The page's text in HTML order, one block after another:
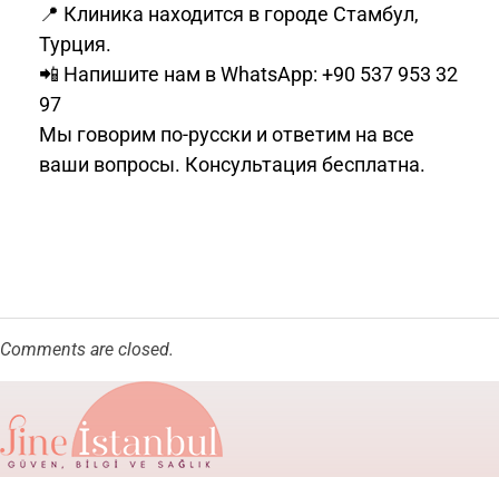
📍 Клиника находится в городе Стамбул,
Турция.
📲 Напишите нам в WhatsApp: +90 537 953 32
97
Мы говорим по-русски и ответим на все
ваши вопросы. Консультация бесплатна.
Comments are closed.